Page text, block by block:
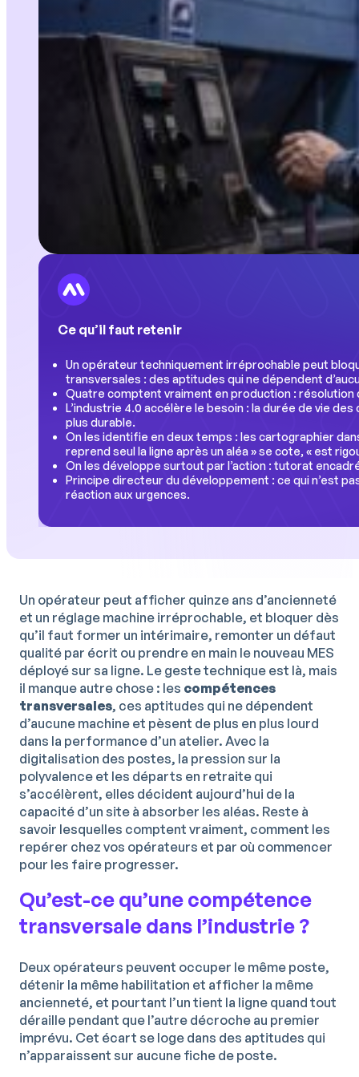
Ce qu’il faut retenir
Un opérateurtechniquement irréprochable peut
transversales : des aptitudes qui ne dépendent
Quatre comptent vraiment enproduction :
L’industrie 4.0 accélère le besoin : ladurée de vie
plus durable.
On les identifie en deux temps : les cartographier
reprendseul la ligne après unaléa » se cote, « est
On les développe surtout par l’action : tutorat
Principe directeur du développement : ce quin’est
réaction aux urgences.
Un opérateur peut afficher quinze ans d’ancienneté
et un réglage machine irréprochable, et bloquer dès
qu’il faut former un intérimaire, remonter un défaut
qualité par écrit ou prendre en main le nouveau MES
déployé sur sa ligne. Le geste technique est là, mais
il manque autre chose : les compétences
transversales, ces aptitudes qui ne dépendent
d’aucune machine et pèsent de plus en plus lourd
dans la performance d’un atelier. Avec la
digitalisation des postes, la pression sur la
polyvalence et les départs en retraite qui
s’accélèrent, elles décident aujourd’hui de la
capacité d’un site à absorber les aléas. Reste à
savoir lesquelles comptent vraiment, comment les
repérer chez vos opérateurs et par où commencer
pour les faire progresser.
Qu’est-ce qu’une compétence
transversale dans l’industrie ?
Deux opérateurs peuvent occuper le même poste,
détenir la même habilitation et afficher la même
ancienneté, et pourtant l’un tient la ligne quand tout
déraille pendant que l’autre décroche au premier
imprévu. Cet écart se loge dans des aptitudes qui
n’apparaissent sur aucune fiche de poste.